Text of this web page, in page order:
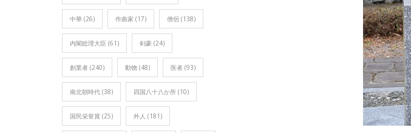
中華 (26) 作曲家 (17) 僧侶 (138)
内閣総理大臣 (61) 剣豪 (24)
創業者 (240) 動物 (48) 医者 (93)
南北朝時代 (38) 四国八十八か所 (10)
国民栄誉賞 (25) 外人 (181)